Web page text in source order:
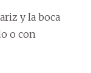
y la boca
o con